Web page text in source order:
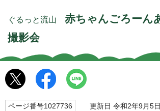
ぐるっと流山 赤ちゃんごろーん
撮影会
ページ番号1027736 更新日 令和2年9月5日